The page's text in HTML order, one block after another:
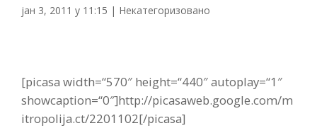
јан 3, 2011 у 11:15 | Некатегоризовано
[picasa width=“570″ height=“440″ autoplay=“1″
showcaption=“0″]http://picasaweb.google.com/m
itropolija.ct/2201102[/picasa]